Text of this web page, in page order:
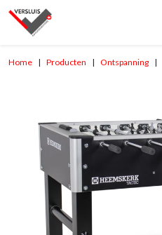
Home Producten Ontspanning